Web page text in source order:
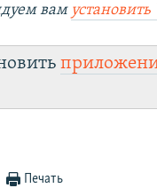
вам установить
Печать